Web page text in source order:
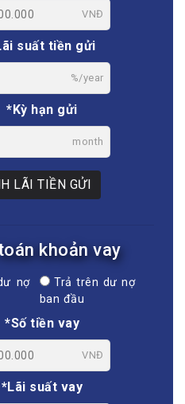
VNĐ
suất tiền gửi
%/year
*Kỳ hạn gửi
month
LÃI TIỀN GỬI
khoản vay
nợ
Trả trên dư nợ
ban đầu
*Số tiền vay
VNĐ
*Lãi suất vay